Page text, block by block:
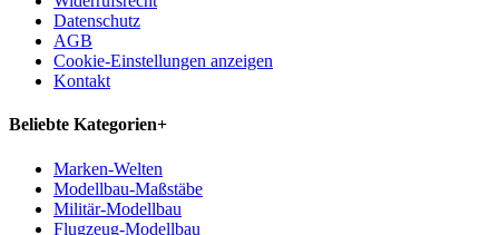
Datenschutz
AGB
Cookie-Einstellungen anzeigen
Kontakt
Beliebte Kategorien+
Marken-Welten
Modellbau-Maßstäbe
Militär-Modellbau
Flugzeug-Modellbau